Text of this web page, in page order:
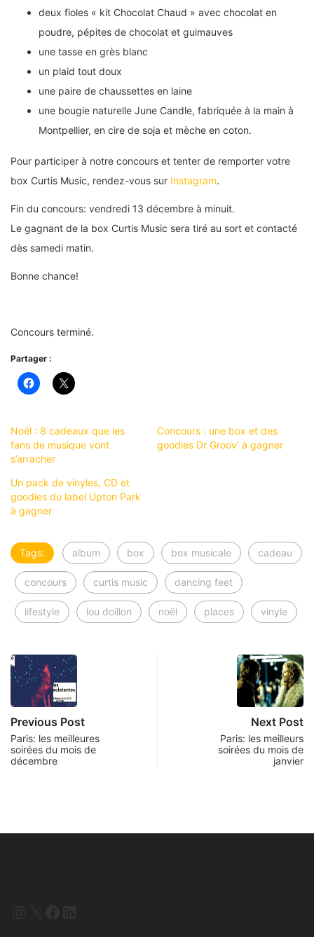
deux fioles « kit Chocolat Chaud » avec chocolat en
poudre, pépites de chocolat et guimauves
une tasse en grès blanc
un plaid tout doux
une paire de chaussettes en laine
une bougie naturelle June Candle, fabriquée à la main à
Montpellier, en cire de soja et mèche en coton.
Pour participer à notre concours et tenter de remporter votre
box Curtis Music, rendez-vous sur Instagram.
Fin du concours: vendredi 13 décembre à minuit.
Le gagnant de la box Curtis Music sera tiré au sort et contacté
dès samedi matin.
Bonne chance!
Concours terminé.
Partager :
Noël : 8 cadeaux que les
fans de musique vont
s’arracher
Concours : une box et des
goodies Dr Groov’ à gagner
Un pack de vinyles, CD et
goodies du label Upton Park
à gagner
Tags: album box box musicale cadeau
concours curtis music dancing feet
lifestyle lou doillon noël places vinyle
Previous Post
Paris: les meilleures
soirées du mois de
décembre
Next Post
Paris: les meilleurs
soirées du mois de
janvier